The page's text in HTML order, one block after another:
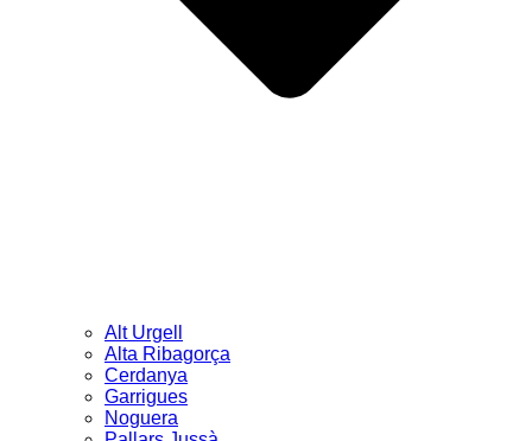
Alt Urgell
Alta Ribagorça
Cerdanya
Garrigues
Noguera